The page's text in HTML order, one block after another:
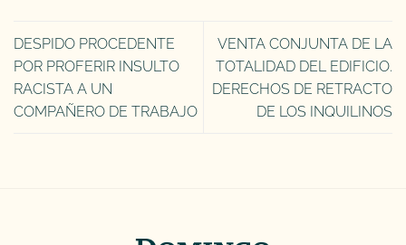
DESPIDO PROCEDENTE
POR PROFERIR INSULTO
RACISTA A UN
COMPAÑERO DE TRABAJO
VENTA CONJUNTA DE LA
TOTALIDAD DEL EDIFICIO.
DERECHOS DE RETRACTO
DE LOS INQUILINOS